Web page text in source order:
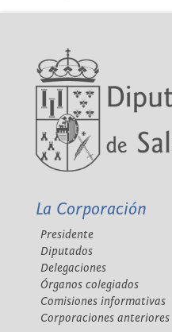
La Corporación
Presidente
Diputados
Delegaciones
Órganos colegiados
Comisiones informativas
Corporaciones anteriores